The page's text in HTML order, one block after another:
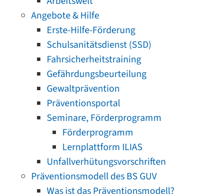
Angebote & Hilfe
Erste-Hilfe-Förderung
Schulsanitätsdienst (SSD)
Fahrsicherheitstraining
Gefährdungsbeurteilung
Gewaltprävention
Präventionsportal
Seminare, Förderprogramm
Förderprogramm
Lernplattform ILIAS
Unfallverhütungsvorschriften
Präventionsmodell des BS GUV
Was ist das Präventionsmodell?